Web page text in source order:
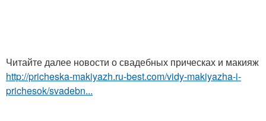
Читайте далее новости о свадебных прическах и макияж
http://pricheska-makiyazh.ru-best.com/vidy-makiyazha-i-
prichesok/svadebn...